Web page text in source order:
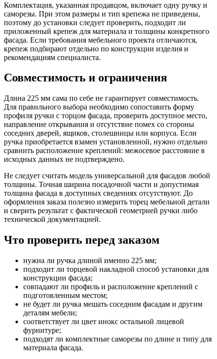
Комплектация, указанная продавцом, включает одну ручку и
саморезы. При этом размеры и тип крепежа не приведены,
поэтому до установки следует проверить, подходит ли
приложенный крепеж для материала и толщины конкретного
фасада. Если требования мебельного проекта отличаются,
крепеж подбирают отдельно по конструкции изделия и
рекомендациям специалиста.
Совместимость и ограничения
Длина 225 мм сама по себе не гарантирует совместимость.
Для правильного выбора необходимо сопоставить форму
профиля ручки с торцом фасада, проверить доступное место,
направление открывания и отсутствие помех со стороны
соседних дверей, ящиков, столешницы или корпуса. Если
ручка приобретается взамен установленной, нужно отдельно
сравнить расположение креплений: межосевое расстояние в
исходных данных не подтверждено.
Не следует считать модель универсальной для фасадов любой
толщины. Точная ширина посадочной части и допустимая
толщина фасада в доступных сведениях отсутствуют. До
оформления заказа полезно измерить торец мебельной детали
и сверить результат с фактической геометрией ручки либо
технической документацией.
Что проверить перед заказом
нужна ли ручка длиной именно 225 мм;
подходит ли торцевой накладной способ установки для
конструкции фасада;
совпадают ли профиль и расположение креплений с
подготовленным местом;
не будет ли ручка мешать соседним фасадам и другим
деталям мебели;
соответствует ли цвет инокс остальной лицевой
фурнитуре;
подходят ли комплектные саморезы по длине и типу для
материала фасада.